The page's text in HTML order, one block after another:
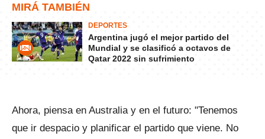
MIRÁ TAMBIÉN
DEPORTES
Argentina jugó el mejor partido del
Mundial y se clasificó a octavos de
Qatar 2022 sin sufrimiento
Ahora, piensa en Australia y en el futuro: "Tenemos
que ir despacio y planificar el partido que viene. No